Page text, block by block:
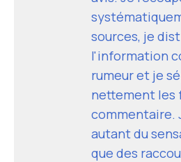
sources, je
l'information
rumeur et je
nettement les
commentaire.
autant du
que des